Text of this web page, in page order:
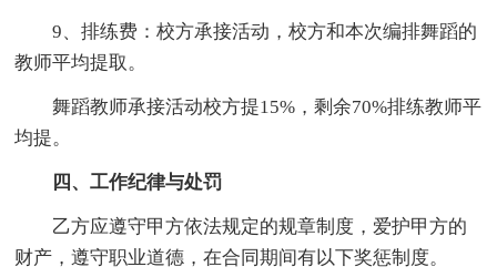
9、排练费：校方承接活动，校方和本次编排舞蹈的
教师平均提取。
舞蹈教师承接活动校方提15%，剩余70%排练教师平
均提。
四、工作纪律与处罚
乙方应遵守甲方依法规定的规章制度，爱护甲方的
财产，遵守职业道德，在合同期间有以下奖惩制度。